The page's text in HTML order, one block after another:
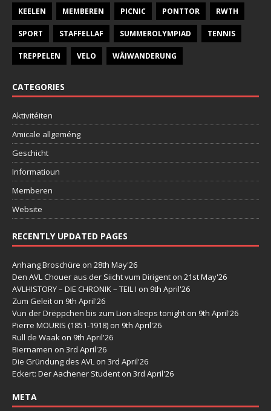
KEELEN MEMBEREN PICNIC PONTTOR RWTH
SPORT STAFFELLAF SUMMEROLYMPIAD TENNIS
TREPPELEN VELO WÄIWANDERUNG
CATEGORIES
Aktivitéiten
Amicale allgeméng
Geschicht
Informatioun
Memberen
Website
RECENTLY UPDATED PAGES
Anhang Broschüre on 28th May'26
Den AVL Chouer aus der Siicht vum Dirigent on 21st May'26
AVLHISTORY – DIE CHRONIK – TEIL I on 9th April'26
Zum Geleit on 9th April'26
Vun der Drëppchen bis zum Lion sleeps tonight on 9th April'26
Pierre MOURIS (1851-1918) on 9th April'26
Rull de Waak on 9th April'26
Biernamen on 3rd April'26
Die Gründung des AVL on 3rd April'26
Eckert: Der Aachener Student on 3rd April'26
META